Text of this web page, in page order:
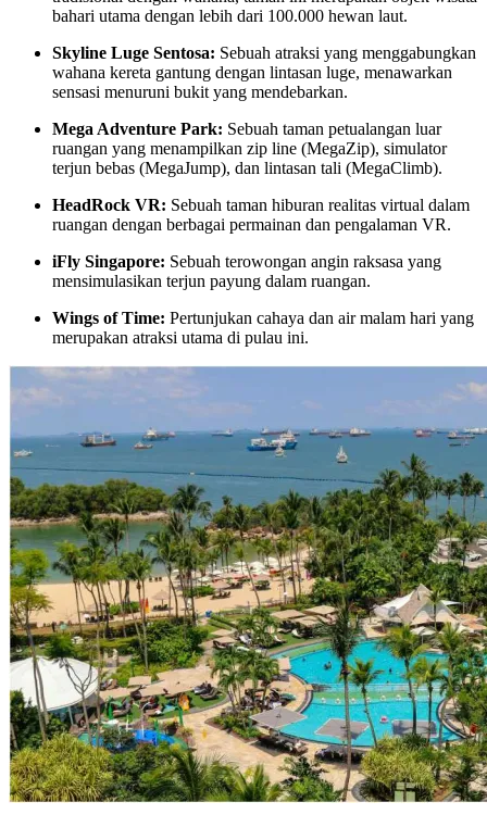
bahari utama dengan lebih dari 100.000 hewan laut.
Skyline Luge Sentosa: Sebuah atraksi yang menggabungkan
wahana kereta gantung dengan lintasan luge, menawarkan
sensasi menuruni bukit yang mendebarkan.
Mega Adventure Park: Sebuah taman petualangan luar
ruangan yang menampilkan zip line (MegaZip), simulator
terjun bebas (MegaJump), dan lintasan tali (MegaClimb).
HeadRock VR: Sebuah taman hiburan realitas virtual dalam
ruangan dengan berbagai permainan dan pengalaman VR.
iFly Singapore: Sebuah terowongan angin raksasa yang
mensimulasikan terjun payung dalam ruangan.
Wings of Time: Pertunjukan cahaya dan air malam hari yang
merupakan atraksi utama di pulau ini.